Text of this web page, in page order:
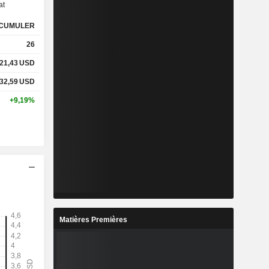
2,06%
7,9%
26
USD
USD
+9,19%
Matières Premières